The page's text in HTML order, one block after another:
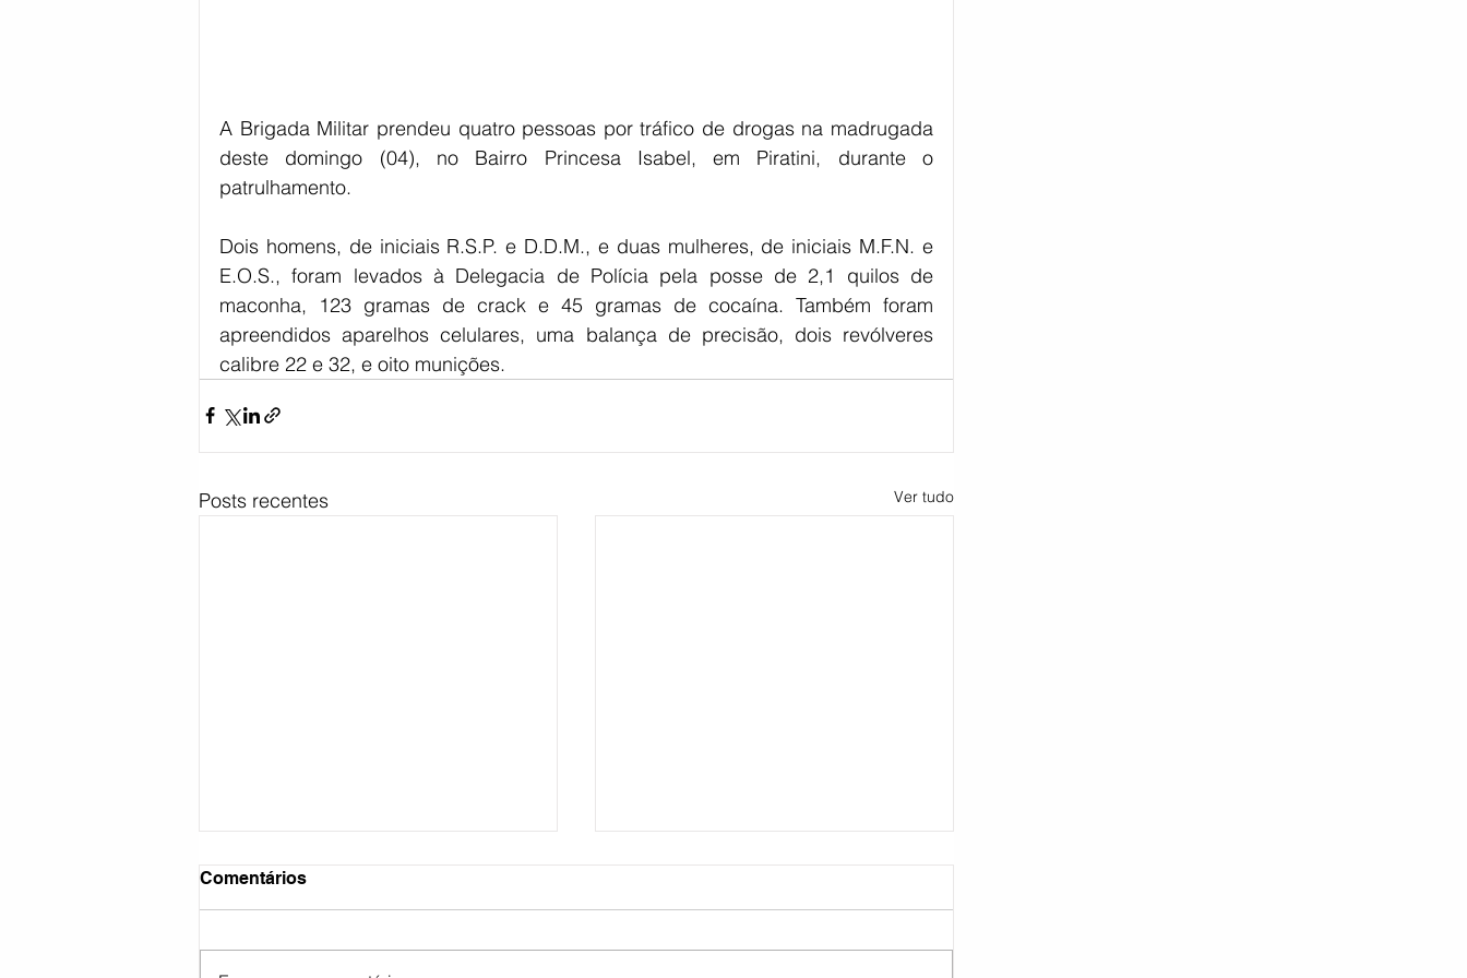
A Brigada Militar prendeu quatro pessoas por tráfico de drogas na madrugada
deste domingo (04), no Bairro Princesa Isabel, em Piratini, durante o
patrulhamento.
Dois homens, de iniciais R.S.P. e D.D.M., e duas mulheres, de iniciais M.F.N. e
E.O.S., foram levados à Delegacia de Polícia pela posse de 2,1 quilos de
maconha, 123 gramas de crack e 45 gramas de cocaína. Também foram
apreendidos aparelhos celulares, uma balança de precisão, dois revólveres
calibre 22 e 32, e oito munições.
Posts recentes Ver tudo
Comentários